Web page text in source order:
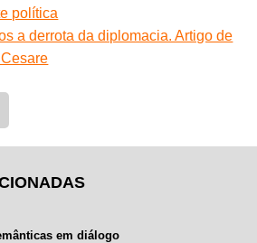
política
a derrota da diplomacia. Artigo de
em diálogo